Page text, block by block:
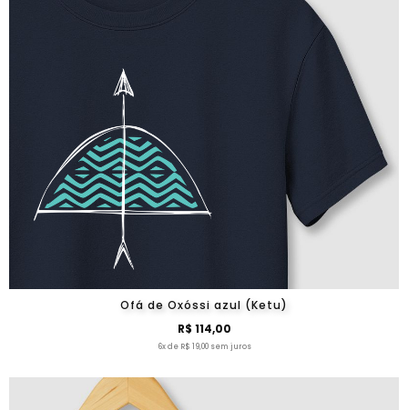
Ofá de Oxóssi azul (Ketu)
R$ 114,00
6x de R$ 19,00 sem juros